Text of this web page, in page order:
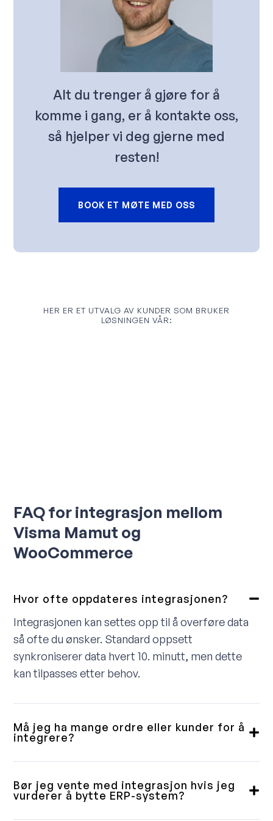
Alt du trenger å gjøre for å
komme i gang, er å kontakte oss,
så hjelper vi deg gjerne med
resten!
BOOK ET MØTE MED OSS
HER ER ET UTVALG AV KUNDER SOM BRUKER
LØSNINGEN VÅR:
FAQ for integrasjon mellom
Visma Mamut og
WooCommerce
Hvor ofte oppdateres integrasjonen?
Integrasjonen kan settes opp til å overføre data
så ofte du ønsker. Standard oppsett
synkroniserer data hvert 10. minutt, men dette
kan tilpasses etter behov.
Må jeg ha mange ordre eller kunder for å
integrere?
Nei, vi leverer integrasjoner til små, mellomstore
løsning, andre trenger bare en enkel
Bør jeg vente med integrasjon hvis jeg
vurderer å bytte ERP-system?